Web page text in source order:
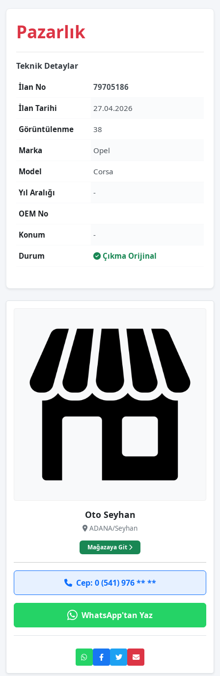
Pazarlık
Teknik Detaylar
İlan No 79705186
İlan Tarihi 27.04.2026
Görüntülenme 38
Marka Opel
Model Corsa
Yıl Aralığı -
OEM No
Konum -
Durum Çıkma Orijinal
Oto Seyhan
ADANA/Seyhan
Mağazaya Git
Cep: 0 (541) 976 ** **
WhatsApp'tan Yaz